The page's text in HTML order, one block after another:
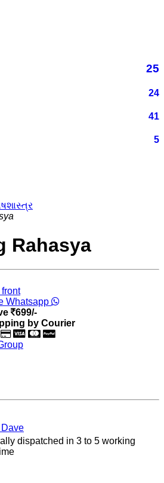
25
24
41
5
Rahasya
Whatsapp
699/-
by Courier
dispatched in 3 to 5 working